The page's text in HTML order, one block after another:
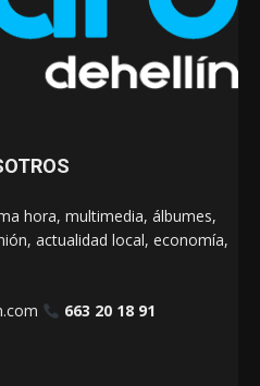
hora, multimedia, álbumes,
actualidad local, economía,
663 20 18 91